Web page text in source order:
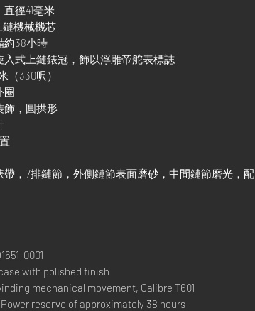
徑41毫米
鏈機械機芯
約38小時
入式上鏈錶冠，飾以浮雕帝舵表標誌
（330呎）
圈
飾，圓拱形
，7排鏈節，外側鏈節表面磨砂，中間鏈節磨光，配
0001
with polished finish
mechanical movement, Calibre T601
Power reserve of approximately 38 hours